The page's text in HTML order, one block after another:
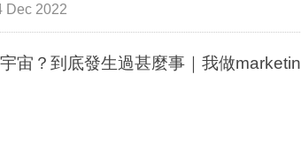
Dec 2022
宙？到底發生過甚麼事｜我做marketin